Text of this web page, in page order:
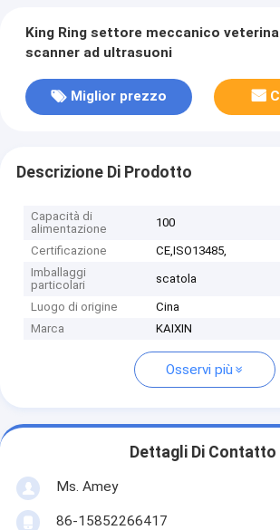
King Ring settore meccanico
scanner ad ultrasuoni
Miglior prezzo
Descrizione Di Prodotto
Capacità di
alimentazione
100
Certificazione
CE,ISO13485,
Imballaggi
particolari
scatola
Luogo di origine
Cina
Marca
KAIXIN
Osservi più
Dettagli Di Contatto
Ms. Amey
86-15852266417